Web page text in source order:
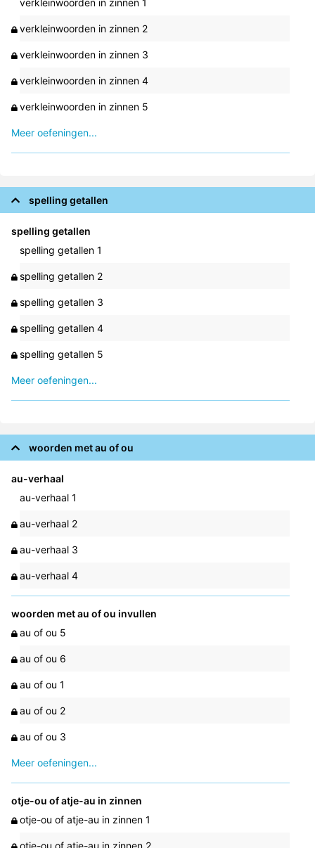
verkleinwoorden in zinnen 1
verkleinwoorden in zinnen 2
verkleinwoorden in zinnen 3
verkleinwoorden in zinnen 4
verkleinwoorden in zinnen 5
Meer oefeningen...
spelling getallen
spelling getallen
spelling getallen 1
spelling getallen 2
spelling getallen 3
spelling getallen 4
spelling getallen 5
Meer oefeningen...
woorden met au of ou
au-verhaal
au-verhaal 1
au-verhaal 2
au-verhaal 3
au-verhaal 4
woorden met au of ou invullen
au of ou 5
au of ou 6
au of ou 1
au of ou 2
au of ou 3
Meer oefeningen...
otje-ou of atje-au in zinnen
otje-ou of atje-au in zinnen 1
otje-ou of atje-au in zinnen 2